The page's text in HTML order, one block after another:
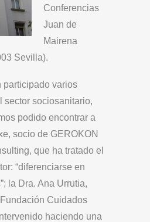
Conferencias
Juan de
Mairena
Sevilla).
participado varios
sector sociosanitario,
podido encontrar a
socio de GEROKON
que ha tratado el
“diferenciarse en
la Dra. Ana Urrutia,
Cuidados
haciendo una